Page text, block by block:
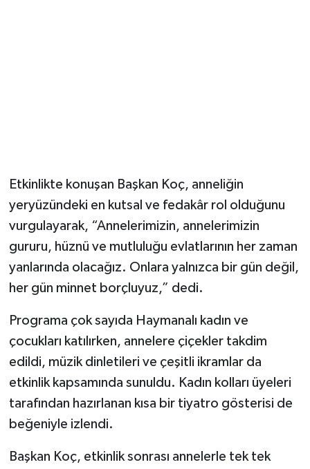
Etkinlikte konuşan Başkan Koç, anneliğin
yeryüzündeki en kutsal ve fedakâr rol olduğunu
vurgulayarak, “Annelerimizin, annelerimizin
gururu, hüznü ve mutluluğu evlatlarının her zaman
yanlarında olacağız. Onlara yalnızca bir gün değil,
her gün minnet borçluyuz,” dedi.
Programa çok sayıda Haymanalı kadın ve
çocukları katılırken, annelere çiçekler takdim
edildi, müzik dinletileri ve çeşitli ikramlar da
etkinlik kapsamında sunuldu. Kadın kolları üyeleri
tarafından hazırlanan kısa bir tiyatro gösterisi de
beğeniyle izlendi.
Başkan Koç, etkinlik sonrası annelerle tek tek
Sokak Hayvanlarını Sahiplendirme
Sonsöz Özel
Yaşam